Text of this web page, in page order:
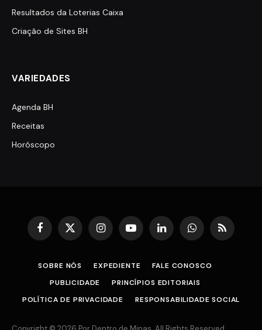
Resultados da Loterias Caixa
Criação de Sites BH
VARIEDADES
Agenda BH
Receitas
Horóscopo
Facebook
X
InstagramYouTubeLinkedInWhatsAppRSS
SOBRE NÓS EXPEDIENTE
FALE CONOSCO
PUBLICIDADE
PRINCÍPIOS EDITORIAIS
POLÍTICA DE PRIVACIDADE
RESPONSABILIDADE SOCIAL